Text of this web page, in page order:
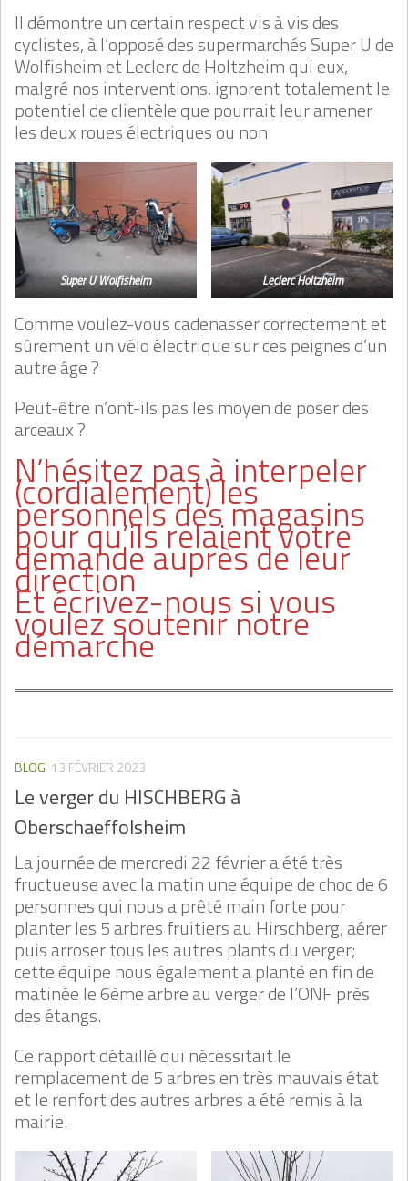
Il démontre un certain respect vis à vis des
cyclistes, à l’opposé des supermarchés Super U de
Wolfisheim et Leclerc de Holtzheim qui eux,
malgré nos interventions, ignorent totalement le
potentiel de clientèle que pourrait leur amener
les deux roues électriques ou non
Super U Wolfisheim Leclerc Holtzheim
Comme voulez-vous cadenasser correctement et
sûrement un vélo électrique sur ces peignes d’un
autre âge ?
Peut-être n’ont-ils pas les moyen de poser des
arceaux ?
N’hésitez pas à interpeler
(cordialement) les
personnels des magasins
pour qu’ils relaient votre
demande auprès de leur
direction
Et écrivez-nous si vous
voulez soutenir notre
démarche
BLOG 13 FÉVRIER 2023
Le verger du HISCHBERG à
Oberschaeffolsheim
La journée de mercredi 22 février a été très
fructueuse avec la matin une équipe de choc de 6
personnes qui nous a prêté main forte pour
planter les 5 arbres fruitiers au Hirschberg, aérer
puis arroser tous les autres plants du verger;
cette équipe nous également a planté en fin de
matinée le 6ème arbre au verger de l’ONF près
des étangs.
Ce rapport détaillé qui nécessitait le
remplacement de 5 arbres en très mauvais état
et le renfort des autres arbres a été remis à la
mairie.